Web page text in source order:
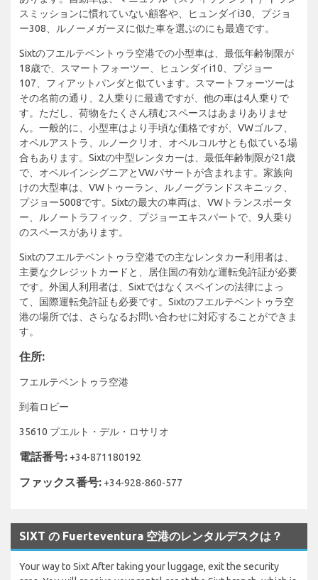
スミッションに慣れていない顧客や、ヒュンダイi30、プジョ
ー308、ルノーメガーヌに似た車を選ぶのにも最適です。
Sixtのフエルテベントゥラ空港での小型車は、最低年齢制限が
18歳で、スマートフォーツー、ヒュンダイi10、プジョー
107、フィアットパンダと似ています。スマートフォーツーは
その名前の通り、2人乗りに最適ですが、他の車は4人乗りで
す。ただし、荷物をたくさん積むスペースはあまりありませ
ん。一般的に、小型車はより手頃な価格ですが、VWゴルフ、
オペルアストラ、ルノークリオ、オペルコルサとも似ている場
合もあります。Sixtの中型レンタカーは、最低年齢制限が21歳
で、オペルインシグニアとVWパサートが含まれます。家族向
けの大型車は、VWトゥーラン、ルノーグランドスキニック、
プジョー5008です。Sixtの最大の車両は、VWトランスポータ
ー、ルノートラフィック、プジョーエキスパートで、9人乗り
のスペースがあります。
Sixtのフエルテベントゥラ空港での主なレンタカー利用者は、
主要なクレジットカードと、居住国の有効な運転免許証が必要
です。外国人利用者は、Sixtではなくスペインの法律によっ
て、国際運転免許証も必要です。Sixtのフエルテベントゥラ空
港の場所では、さらなるお問い合わせに対応することができま
す。
住所:
フエルテベントゥラ空港
到着ロビー
35610 プエルト・デル・ロサリオ
電話番号: +34-871180192
ファックス番号: +34-928-860-577
SIXT の Fuerteventura 空港のレンタルデスクは？
Your way to Sixt After taking your luggage, exit the security